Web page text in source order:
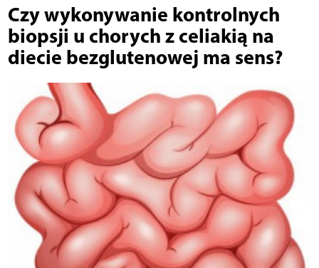
Czy wykonywanie kontrolnych
biopsji u chorych z celiakią na
diecie bezglutenowej ma sens?